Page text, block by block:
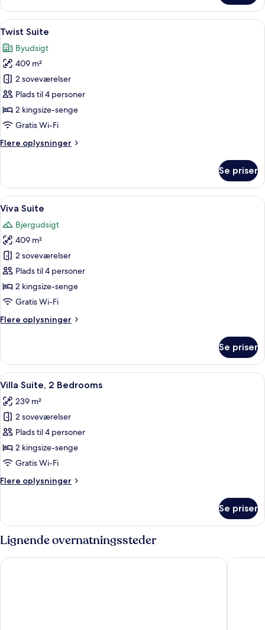
of
the
Rock
Indlæs
alle
billeder
af
Twist
Suite
Et moderne soveværelse med en
7
Twist Suite
Byudsigt
409 m²
2 soveværelser
Plads til 4 personer
2 kingsize-senge
Gratis Wi-Fi
Flere oplysninger
Flere
Suite
Se priser
Indlæs
alle
billeder
af
Viva
Suite
En moderne stue med et stort
13
Viva Suite
Bjergudsigt
409 m²
2 soveværelser
Plads til 4 personer
2 kingsize-senge
Gratis Wi-Fi
Flere oplysninger
Flere
Suite
Se priser
Indlæs
alle
billeder
af
Villa
Suite,
2
Et billardbord med en kølbold,
13
Villa Suite, 2 Bedrooms
239 m²
2 soveværelser
Plads til 4 personer
2 kingsize-senge
Gratis Wi-Fi
Flere oplysninger
Flere
Suite,
Bedrooms
Se priser
Lignende overnatningssteder
Suncoast Hotel and Casino